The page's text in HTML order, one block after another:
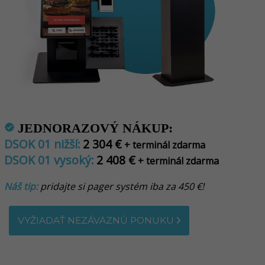
verified JEDNORAZOVÝ NÁKUP:
DSOK 01 nižší: 2 304 € + terminál zdarma
DSOK 01 vysoký: 2 408 € + terminál zdarma
Náš tip:pridajte si pager systém iba za 450 €!
VYŽIADAŤ NEZÁVÄZNÚ PONUKU